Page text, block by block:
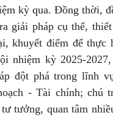
kỳ qua. Đồng thời,
giải pháp cụ thể,
khuyết điểm để thực
nhiệm kỳ 2025-
đột phá trong lĩnh
- Tài chính; chú
tưởng, quan tâm